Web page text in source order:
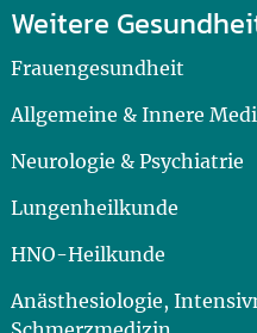
Weitere
Frauengesundheit
Allgemeine & Innere
Neurologie & Psychiatrie
Lungenheilkunde
HNO-Heilkunde
Anästhesiologie,